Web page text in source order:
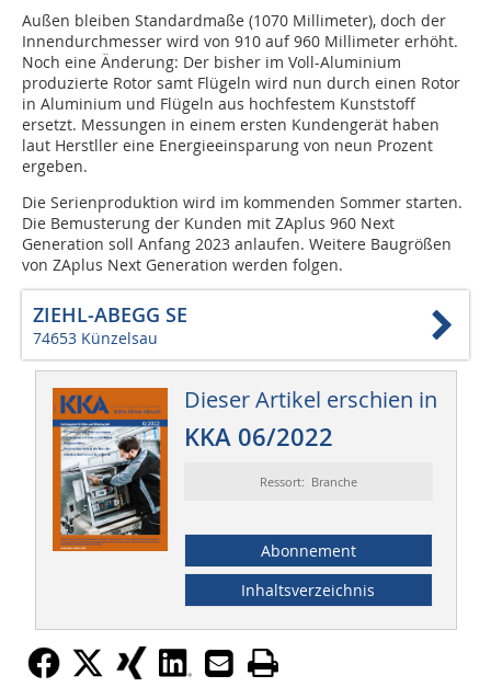
Außen bleiben Standardmaße (1070 Millimeter), doch der
Innendurchmesser wird von 910 auf 960 Millimeter erhöht.
Noch eine Änderung: Der bisher im Voll-Aluminium
produzierte Rotor samt Flügeln wird nun durch einen Rotor
in Aluminium und Flügeln aus hochfestem Kunststoff
ersetzt. Messungen in einem ersten Kundengerät haben
laut Herstller eine Energieeinsparung von neun Prozent
ergeben.
Die Serienproduktion wird im kommenden Sommer starten.
Die Bemusterung der Kunden mit ZAplus 960 Next
Generation soll Anfang 2023 anlaufen. Weitere Baugrößen
von ZAplus Next Generation werden folgen.
ZIEHL-ABEGG SE
74653 Künzelsau
Dieser Artikel erschien in
KKA 06/2022
Ressort: Branche
Abonnement
Inhaltsverzeichnis